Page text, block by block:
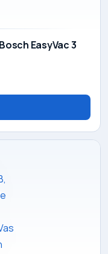
EasyVac 3